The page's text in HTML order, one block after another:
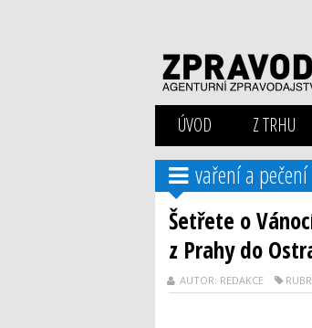
ÚVOD Z TRHU
vaření a pečení
Šetřete o
z Prahy do
AUTOR: REDAKCE